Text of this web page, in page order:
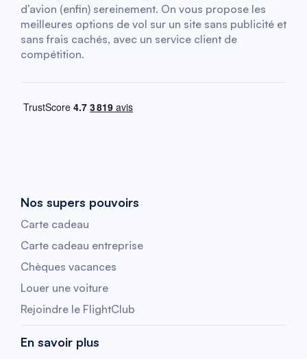
d’avion (enfin) sereinement. On vous propose les
meilleures options de vol sur un site sans publicité et
sans frais cachés, avec un service client de
compétition.
Nos supers pouvoirs
Carte cadeau
Carte cadeau entreprise
Chèques vacances
Louer une voiture
Rejoindre le FlightClub
En savoir plus